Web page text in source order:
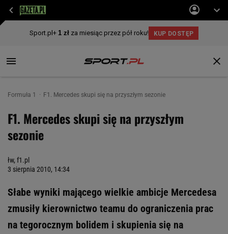
Formuła 1 F1. Mercedes skupi się na przyszłym sezonie
F1. Mercedes skupi się na przyszłym
sezonie
łw, f1.pl
3 sierpnia 2010, 14:34
Słabe wyniki mającego wielkie ambicje Mercedesa
zmusiły kierownictwo teamu do ograniczenia prac
na tegorocznym bolidem i skupienia się na